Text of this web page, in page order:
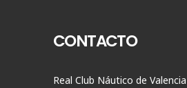
CONTACTO
Real Club Náutico de Valencia